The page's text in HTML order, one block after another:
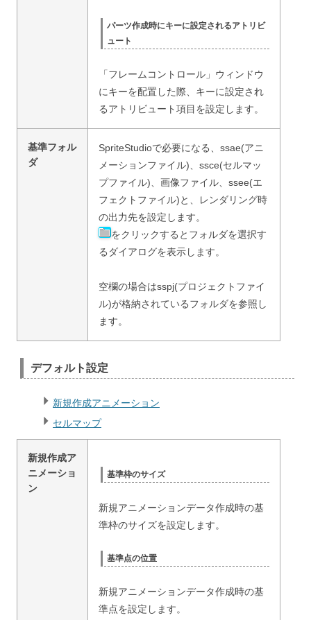
パーツ作成時にキーに設定されるアトリビ
ュート
「フレームコントロール」ウィンドウ
にキーを配置した際、キーに設定され
るアトリビュート項目を設定します。
基準フォル
ダ
SpriteStudioで必要になる、ssae(アニ
メーションファイル)、ssce(セルマッ
プファイル)、画像ファイル、ssee(エ
フェクトファイル)と、レンダリング時
の出力先を設定します。
をクリックするとフォルダを選択す
るダイアログを表示します。
空欄の場合はsspj(プロジェクトファイ
ル)が格納されているフォルダを参照し
ます。
デフォルト設定
新規作成アニメーション
セルマップ
新規作成ア
ニメーショ
ン
基準枠のサイズ
新規アニメーションデータ作成時の基
準枠のサイズを設定します。
基準点の位置
新規アニメーションデータ作成時の基
準点を設定します。